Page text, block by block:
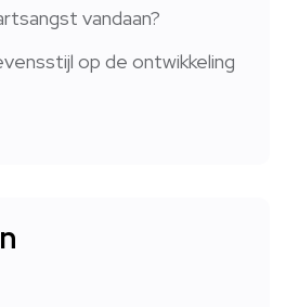
vandaan?
op de ontwikkeling